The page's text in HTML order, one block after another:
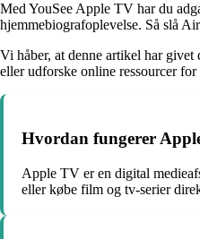
Med YouSee Apple TV har du
hjemmebiografoplevelse. Så slå
Vi håber, at denne artikel har
eller udforske online ressourcer
Hvordan fungerer
Apple TV er en digital
eller købe film og tv-serier